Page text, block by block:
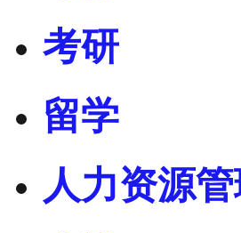
考研
留学
人力资源